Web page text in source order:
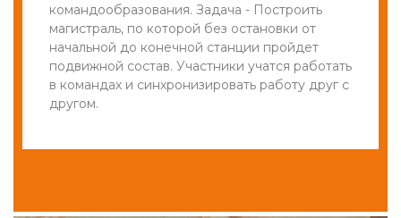
командообразования. Задача - Построить
магистраль, по которой без остановки от
начальной до конечной станции пройдет
подвижной состав. Участники учатся работать
в командах и синхронизировать работу друг с
другом.